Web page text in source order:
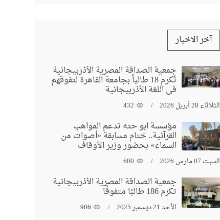
آخر الاخبار
جمعية الصداقة المصرية الأذربيجانية
تُكرم 18 طالباً بجامعة القاهرة لتفوقهم
في اللغة الأذربيجانية
الثلاثاء 28 أبريل 2026 432
مؤسسة أبو حته تدعم المواهب
القرآنية.. ختام مسابقة «أصوات من
السماء» بحضور وزير الأوقاف
السبت 07 مارس 2026 600
جمعية الصداقة المصرية الأذربيجانية
تكرم 186 طالبًا متفوقًا
الأحد 21 ديسمبر 2025 906